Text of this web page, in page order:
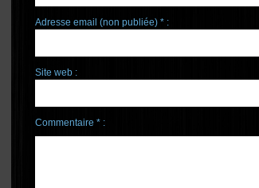
Adresse email (non publiée) * :
Site web :
Commentaire * :